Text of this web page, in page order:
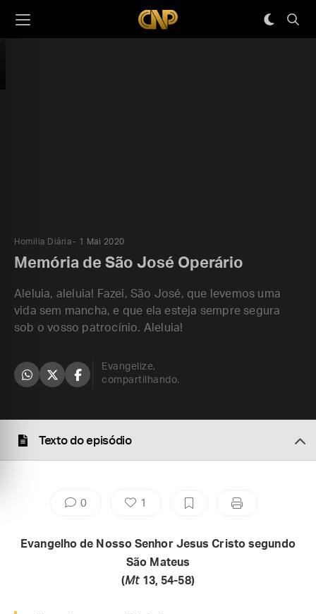
Homilia Diária 1 Mai 2020
Memória de São José Operário
Aleluia, aleluia! Fazei, São José, que levemos uma
vida sem mancha, e que ela esteja sempre segura
sob o vosso patrocínio. Aleluia!
Evangelize,
compartilhando.
Texto do episódio
0 1
Evangelho de Nosso Senhor Jesus Cristo segundo
São Mateus
(Mt 13, 54-58)